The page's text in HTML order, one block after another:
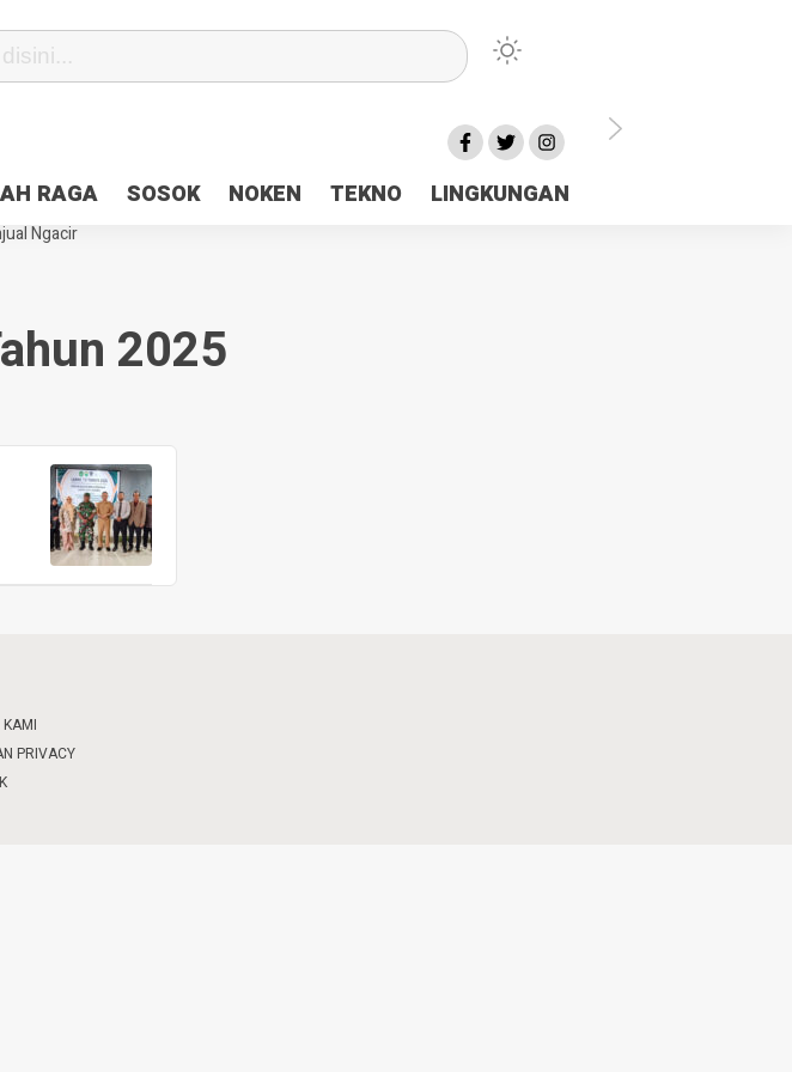
RAGA SOSOK NOKEN TEKNO LINGKUNGAN
Sejuk Polri di Deklarasi Pemilu Ceria Tanah Papua
Cair 10 Persen, Deposit Kas Daerah Rp23 Miliar Disorot
Ngacir
2025
KAMI
PRIVACY